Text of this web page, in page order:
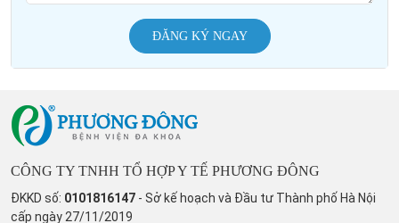
ĐĂNG KÝ NGAY
CÔNG TY TNHH TỔ HỢP Y TẾ PHƯƠNG ĐÔNG
ĐKKD số: 0101816147 - Sở kế hoạch và Đầu tư Thành phố Hà Nội
cấp ngày 27/11/2019